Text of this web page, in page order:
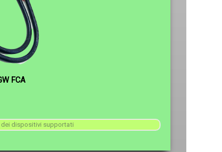
FCA
dispositivi supportati